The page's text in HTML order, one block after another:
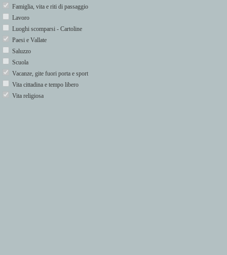
Famiglia, vita e riti di passaggio
Lavoro
Luoghi scomparsi - Cartoline
Paesi e Vallate
Saluzzo
Scuola
Vacanze, gite fuori porta e sport
Vita cittadina e tempo libero
Vita religiosa